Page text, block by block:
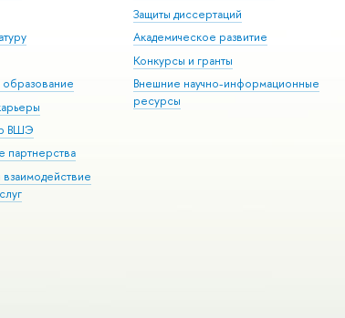
ВШЭ
партнерства
Защиты диссертаций
Академическое развитие
Конкурсы и гранты
Внешние научно-информационные
ресурсы